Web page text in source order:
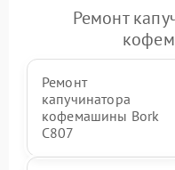
Ремонт
Ремонт
капучинатора
кофемашины Bork
C807